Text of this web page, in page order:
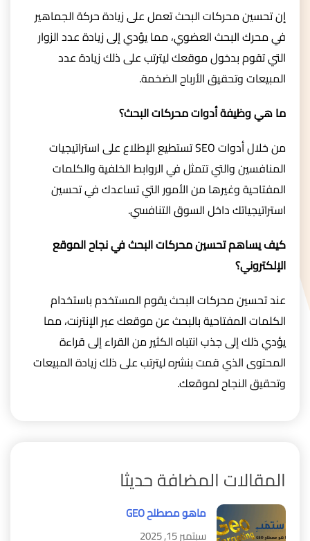
إن تحسين محركات البحث تعمل على زيادة حركة الجماهير
في محرك البحث العضوي، مما يؤدي إلى زيادة عدد الزوار
التي تقوم بدخول موقعك ليترتب على ذلك زيادة عدد
المبيعات وتحقيق الأرباح الضخمة.
ما هي وظيفة أدوات محركات البحث؟
من خلال أدوات SEO تستطيع الإطلاع على استراتيجيات
المنافسين والتي تتمثل في الروابط الخلفية والكلمات
المفتاحية وغيرها من الأمور التي تساعدك في تحسين
استراتيجياتك داخل السوق التنافسي.
كيف يساهم تحسين محركات البحث في نجاح الموقع
الإلكتروني؟
عند تحسين محركات البحث يقوم المستخدم باستخدام
الكلمات المفتاحية بالبحث عن موقعك عبر الإنترنت، مما
يؤدي ذلك إلى جذب انتباه الكثير من القراء إلى قراءة
المحتوى الذي قمت بنشره ليترتب على ذلك زيادة المبيعات
وتحقيق النجاح لموقعك.
المقالات المضافة حديثا
ماهو مصطلح GEO
سبتمبر 15, 2025